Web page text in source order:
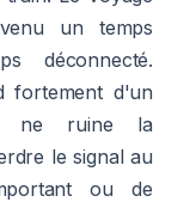
un temps
déconnecté.
fortement d'un
ne ruine la
le signal au
ou de